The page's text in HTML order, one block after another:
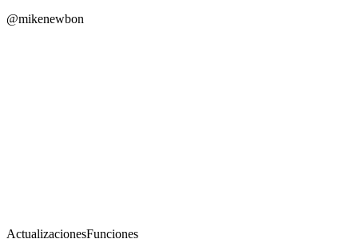
@mikenewbon
ActualizacionesFunciones